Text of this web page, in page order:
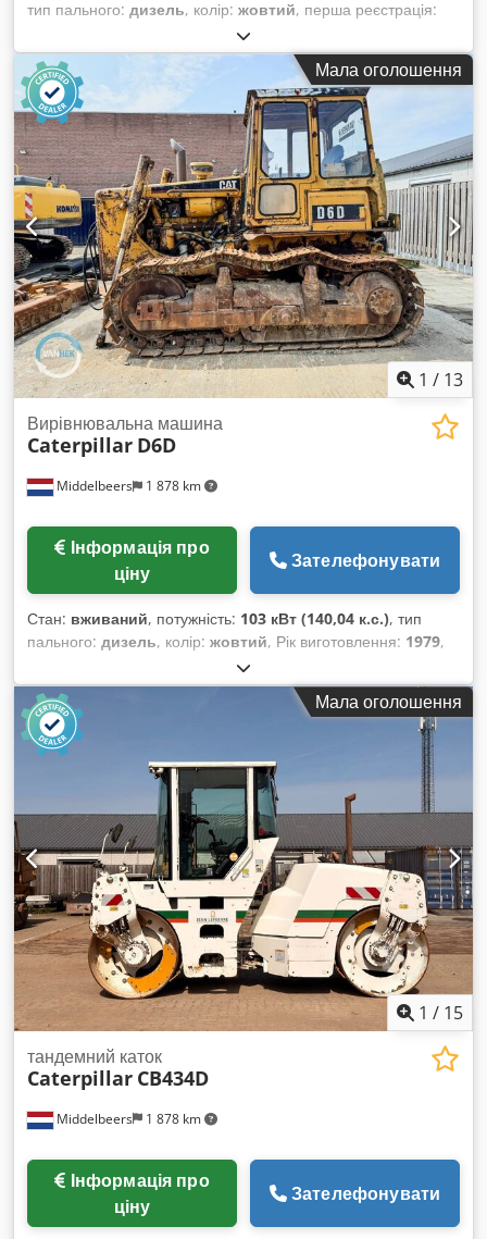
тип пального: дизель, колір: жовтий, перша реєстрація:
2006
Модельний рік: 2006 Привід: Гусеничний Кількість циліндрів:
3 Власна маса: 1 720 кг Технічний стан: добрий Візуальний
стан: добрий Ціна: За запитом Серійний номер: JBB00645
Для отримання додаткової інформації звертайтеся до
Ернста ван Хека. Chedpfxjw Hpqrj Abwoa
Мала оголошення
1 / 13
Middelbeers 1 878 km
Вирівнювальна машина
Caterpillar D6D
ціну
Зателефонувати
Стан: вживаний, потужність: 103 кВт (140,04 к.с.), тип
пального: дизель, колір: жовтий, Рік виготовлення: 1979,
Загальна інформація Рік випуску: 1979 Модельний рік: 1979
Серійний номер: 20X1733 Технічна інформація Кількість
циліндрів: 6 Привід: гусеничний Власна вага: 14 000 кг Стан
Загальний стан: задовільний Технічний стан: добрий Cedpfx
Ajun Rlqsbwsha Візуальний стан: поганий Фінансова
інформація Ціна: за запитом Додаткова інформація Для
отримання додаткової інформації звертайтеся до Ернста
ван Хека.
Мала оголошення
1 / 15
Middelbeers 1 878 km
тандемний каток
Caterpillar CB434D
ціну
Зателефонувати